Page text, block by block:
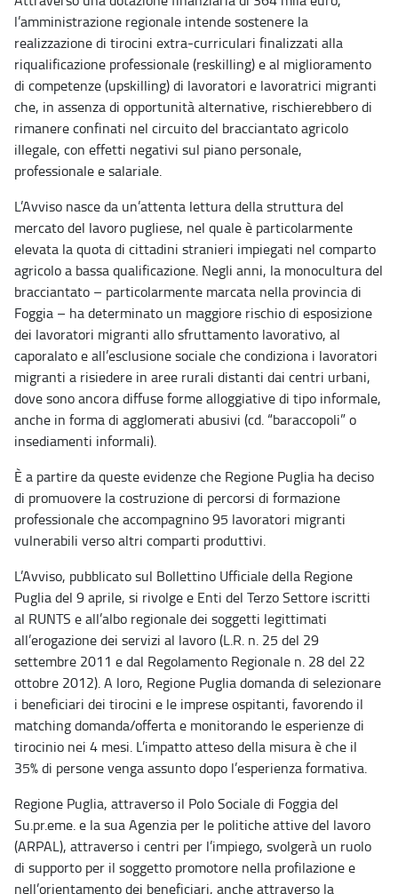
l’amministrazione regionale intende sostenere la
realizzazione di tirocini extra-curriculari finalizzati alla
riqualificazione professionale (reskilling) e al miglioramento
di competenze (upskilling) di lavoratori e lavoratrici migranti
che, in assenza di opportunità alternative, rischierebbero di
rimanere confinati nel circuito del bracciantato agricolo
illegale, con effetti negativi sul piano personale,
professionale e salariale.
L’Avviso nasce da un’attenta lettura della struttura del
mercato del lavoro pugliese, nel quale è particolarmente
elevata la quota di cittadini stranieri impiegati nel comparto
agricolo a bassa qualificazione. Negli anni, la monocultura del
bracciantato – particolarmente marcata nella provincia di
Foggia – ha determinato un maggiore rischio di esposizione
dei lavoratori migranti allo sfruttamento lavorativo, al
caporalato e all’esclusione sociale che condiziona i lavoratori
migranti a risiedere in aree rurali distanti dai centri urbani,
dove sono ancora diffuse forme alloggiative di tipo informale,
anche in forma di agglomerati abusivi (cd. “baraccopoli” o
insediamenti informali).
È a partire da queste evidenze che Regione Puglia ha deciso
di promuovere la costruzione di percorsi di formazione
professionale che accompagnino 95 lavoratori migranti
vulnerabili verso altri comparti produttivi.
L’Avviso, pubblicato sul Bollettino Ufficiale della Regione
Puglia del 9 aprile, si rivolge e Enti del Terzo Settore iscritti
al RUNTS e all’albo regionale dei soggetti legittimati
all’erogazione dei servizi al lavoro (L.R. n. 25 del 29
settembre 2011 e dal Regolamento Regionale n. 28 del 22
ottobre 2012). A loro, Regione Puglia domanda di selezionare
i beneficiari dei tirocini e le imprese ospitanti, favorendo il
matching domanda/offerta e monitorando le esperienze di
tirocinio nei 4 mesi. L’impatto atteso della misura è che il
35% di persone venga assunto dopo l’esperienza formativa.
Regione Puglia, attraverso il Polo Sociale di Foggia del
Su.pr.eme. e la sua Agenzia per le politiche attive del lavoro
(ARPAL), attraverso i centri per l’impiego, svolgerà un ruolo
di supporto per il soggetto promotore nella profilazione e
nell’orientamento dei beneficiari, anche attraverso la